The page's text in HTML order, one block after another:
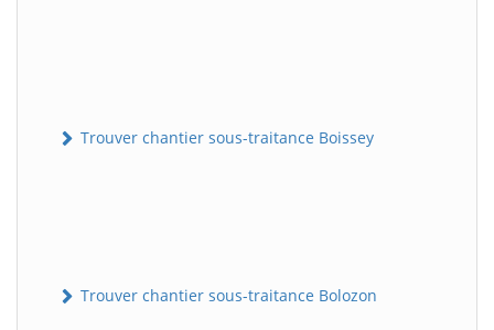
Trouver chantier sous-traitance Boissey
Trouver chantier sous-traitance Bolozon